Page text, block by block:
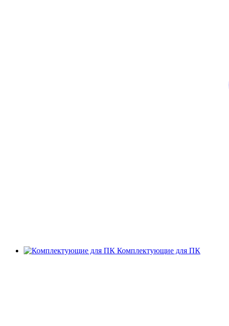
Комплектующие для ПК